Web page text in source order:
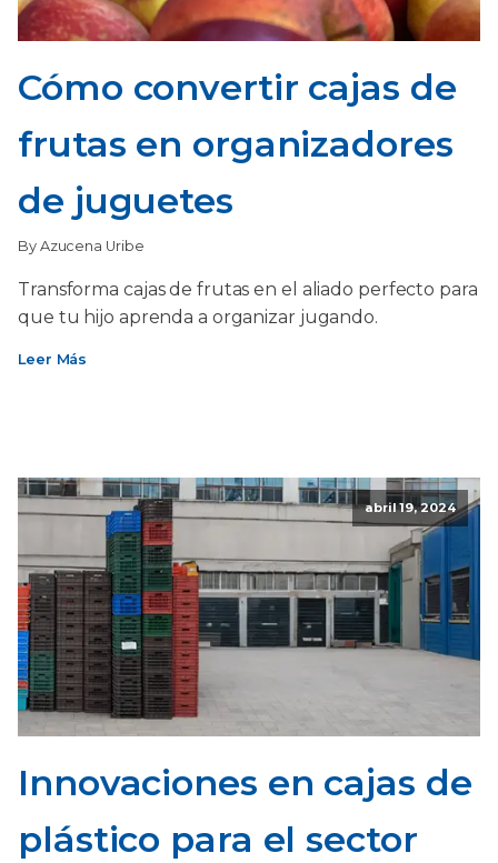
Cómo convertir cajas de
frutas en organizadores
de juguetes
By Azucena Uribe
Transforma cajas de frutas en el aliado perfecto para
que tu hijo aprenda a organizar jugando.
Leer Más
abril 19, 2024
Innovaciones en cajas de
plástico para el sector